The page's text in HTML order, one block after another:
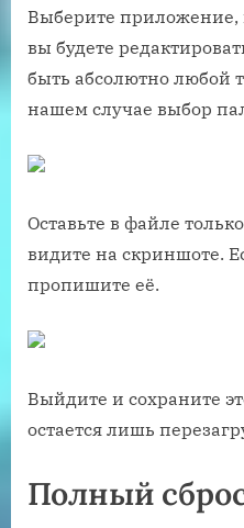
Выберите приложение,
вы будете
быть абсолютно любой
нашем случае выбор
Оставьте в файле
видите на скриншоте.
пропишите её.
Выйдите и сохраните
остается лишь
Полный